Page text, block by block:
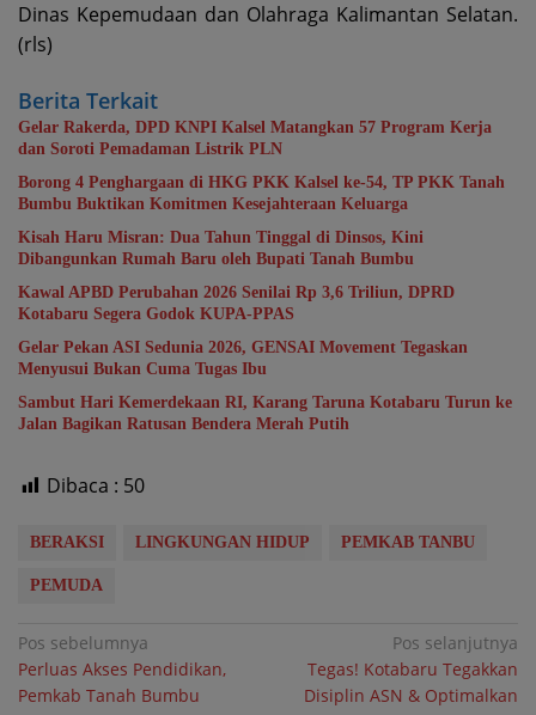
Dinas Kepemudaan dan Olahraga Kalimantan Selatan.
(rls)
Berita Terkait
Gelar Rakerda, DPD KNPI Kalsel Matangkan 57 Program Kerja
dan Soroti Pemadaman Listrik PLN
Borong 4 Penghargaan di HKG PKK Kalsel ke-54, TP PKK Tanah
Bumbu Buktikan Komitmen Kesejahteraan Keluarga
Kisah Haru Misran: Dua Tahun Tinggal di Dinsos, Kini
Dibangunkan Rumah Baru oleh Bupati Tanah Bumbu
Kawal APBD Perubahan 2026 Senilai Rp 3,6 Triliun, DPRD
Kotabaru Segera Godok KUPA-PPAS
Gelar Pekan ASI Sedunia 2026, GENSAI Movement Tegaskan
Menyusui Bukan Cuma Tugas Ibu
Sambut Hari Kemerdekaan RI, Karang Taruna Kotabaru Turun ke
Jalan Bagikan Ratusan Bendera Merah Putih
Dibaca : 50
BERAKSI LINGKUNGAN HIDUP PEMKAB TANBU
PEMUDA
Navigasi
pos
Pos sebelumnya
Perluas Akses Pendidikan,
Pemkab Tanah Bumbu
Pos selanjutnya
Tegas! Kotabaru Tegakkan
Disiplin ASN & Optimalkan